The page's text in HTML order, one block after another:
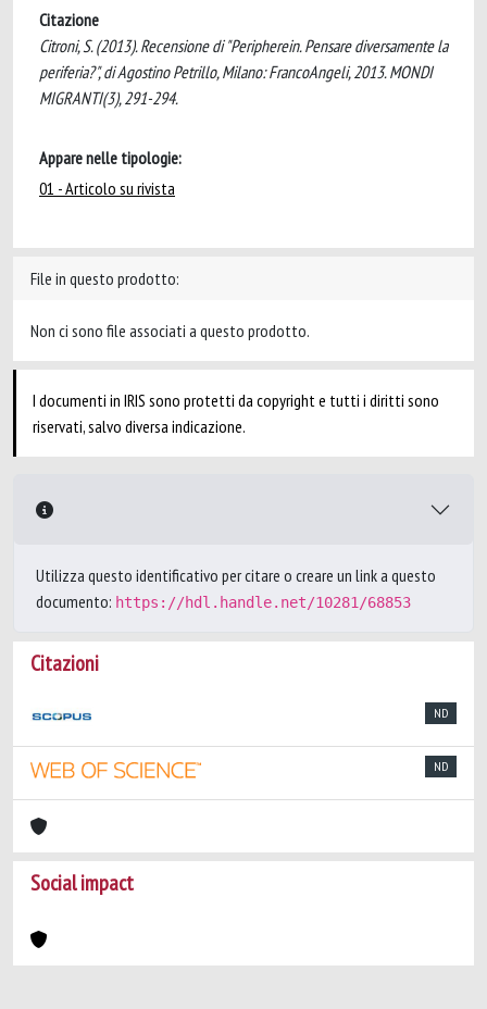
Citazione
Citroni, S. (2013). Recensione di "Peripherein. Pensare diversamente la
periferia?", di Agostino Petrillo, Milano: FrancoAngeli, 2013. MONDI
MIGRANTI(3), 291-294.
Appare nelle tipologie:
01 - Articolo su rivista
File in questo prodotto:
Non ci sono file associati a questo prodotto.
I documenti in IRIS sono protetti da copyright e tutti i diritti sono
riservati, salvo diversa indicazione.
Utilizza questo identificativo per citare o creare un link a questo
documento: https://hdl.handle.net/10281/68853
Citazioni
ND
ND
Social impact